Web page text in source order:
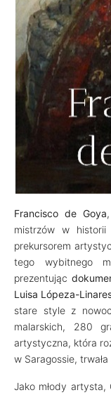
Francisco de Goya
mistrzów w historii
prekursorem
tego wybitnego
prezentując
Luisa Lópeza-
stare style z
malarskich, 280
artystyczna, która
w Saragossie, trwała
Jako młody